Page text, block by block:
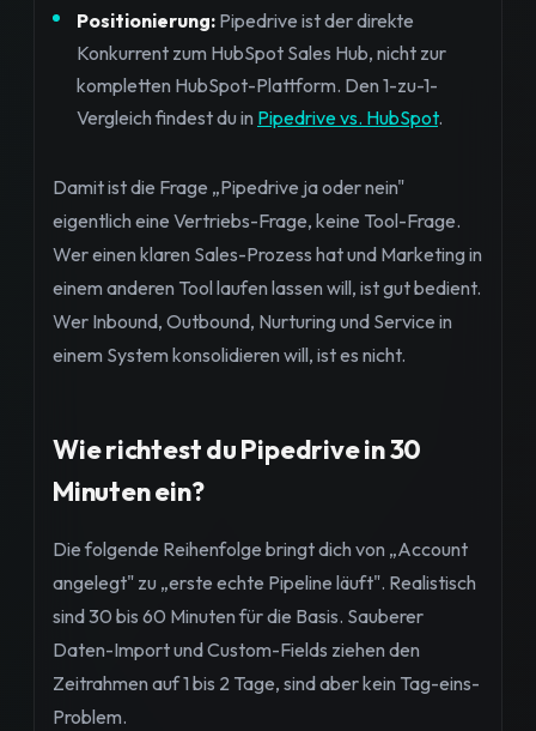
Positionierung: Pipedrive ist der direkte
Konkurrent zum HubSpot Sales Hub, nicht zur
kompletten HubSpot-Plattform. Den 1-zu-1-
Vergleich findest du in Pipedrive vs. HubSpot.
Damit ist die Frage „Pipedrive ja oder nein"
eigentlich eine Vertriebs-Frage, keine Tool-Frage.
Wer einen klaren Sales-Prozess hat und Marketing in
einem anderen Tool laufen lassen will, ist gut bedient.
Wer Inbound, Outbound, Nurturing und Service in
einem System konsolidieren will, ist es nicht.
Wie richtest du Pipedrive in 30
Minuten ein?
Die folgende Reihenfolge bringt dich von „Account
angelegt" zu „erste echte Pipeline läuft". Realistisch
sind 30 bis 60 Minuten für die Basis. Sauberer
Daten-Import und Custom-Fields ziehen den
Zeitrahmen auf 1 bis 2 Tage, sind aber kein Tag-eins-
Problem.